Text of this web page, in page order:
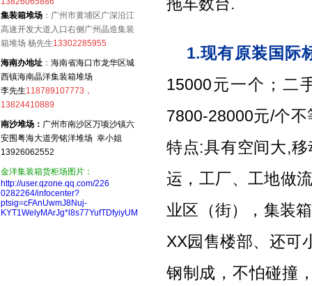
集装箱堆场 ：广州市黄埔区广深沿江
高速开发大道入口右侧广州晶造集装
箱堆场 杨先生13302285955
海南办地址 ： 海南省海口市龙华区城
西镇海南晶洋集装箱堆场
李先生118789107773，
13824410889
南沙堆场： 广州市南沙区万顷沙镇六
安围粤海大道旁铭洋堆场 幸小姐
13926062552
金洋集装箱货柜场图片：
http://user.qzone.qq.com/226
0282264/infocenter?
ptsig=cFAnUwmJ8Nuj-
KYT1WelyMArJg*l8s77YufTDfyiyUM
拖车数台.
1.现有原装国际
15000元一个；二
7800-28000元/个
特点:具有空间大,
运，工厂、工地做
业区（街），集装
XX园售楼部、还可
钢制成，不怕碰撞